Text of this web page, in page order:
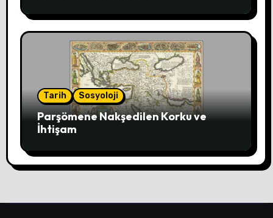
Tarih Sosyoloji
Parşömene Nakşedilen Korku ve
İhtişam